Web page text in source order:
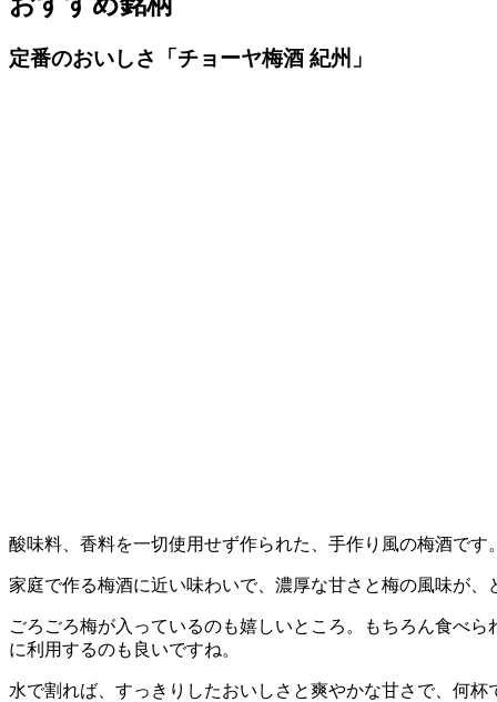
定番のおいしさ「チョーヤ梅酒 紀州」
酸味料、香料を一切使用せず作られた、手作り風の梅酒です
家庭で作る梅酒に近い味わいで、濃厚な甘さと梅の風味が、
ごろごろ梅が入っているのも嬉しいところ。もちろん食べ
に利用するのも良いですね。
水で割れば、すっきりしたおいしさと爽やかな甘さで、何